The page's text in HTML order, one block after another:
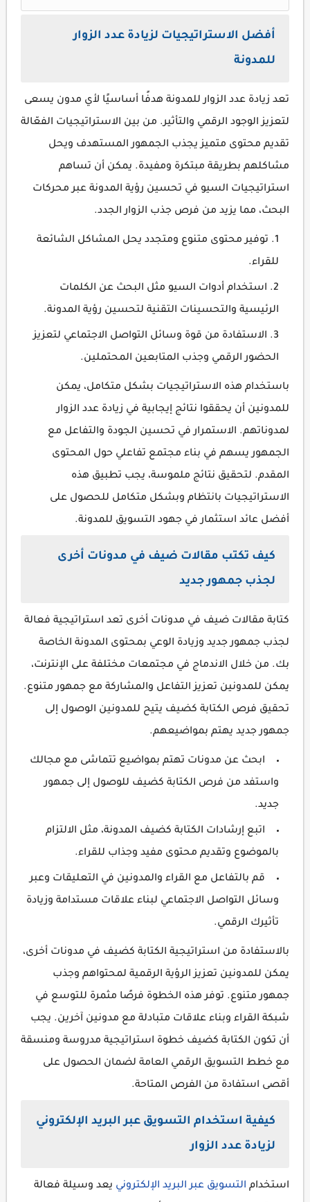
أفضل الاستراتيجيات لزيادة عدد الزوار
للمدونة
تعد زيادة عدد الزوار للمدونة هدفًا أساسيًا لأي مدون يسعى
لتعزيز الوجود الرقمي والتأثير. من بين الاستراتيجيات الفعّالة
تقديم محتوى متميز يجذب الجمهور المستهدف ويحل
مشاكلهم بطريقة مبتكرة ومفيدة. يمكن أن تساهم
استراتيجيات السيو في تحسين رؤية المدونة عبر محركات
البحث، مما يزيد من فرص جذب الزوار الجدد.
توفير محتوى متنوع ومتجدد يحل المشاكل الشائعة
للقراء.
استخدام أدوات السيو مثل البحث عن الكلمات
الرئيسية والتحسينات التقنية لتحسين رؤية المدونة.
الاستفادة من قوة وسائل التواصل الاجتماعي لتعزيز
الحضور الرقمي وجذب المتابعين المحتملين.
باستخدام هذه الاستراتيجيات بشكل متكامل، يمكن
للمدونين أن يحققوا نتائج إيجابية في زيادة عدد الزوار
لمدوناتهم. الاستمرار في تحسين الجودة والتفاعل مع
الجمهور يسهم في بناء مجتمع تفاعلي حول المحتوى
المقدم. لتحقيق نتائج ملموسة، يجب تطبيق هذه
الاستراتيجيات بانتظام وبشكل متكامل للحصول على
أفضل عائد استثمار في جهود التسويق للمدونة.
كيف تكتب مقالات ضيف في مدونات أخرى
لجذب جمهور جديد
كتابة مقالات ضيف في مدونات أخرى تعد استراتيجية فعالة
لجذب جمهور جديد وزيادة الوعي بمحتوى المدونة الخاصة
بك. من خلال الاندماج في مجتمعات مختلفة على الإنترنت،
يمكن للمدونين تعزيز التفاعل والمشاركة مع جمهور متنوع.
تحقيق فرص الكتابة كضيف يتيح للمدونين الوصول إلى
جمهور جديد يهتم بمواضيعهم.
ابحث عن مدونات تهتم بمواضيع تتماشى مع مجالك
واستفد من فرص الكتابة كضيف للوصول إلى جمهور
جديد.
اتبع إرشادات الكتابة كضيف المدونة، مثل الالتزام
بالموضوع وتقديم محتوى مفيد وجذاب للقراء.
قم بالتفاعل مع القراء والمدونين في التعليقات وعبر
وسائل التواصل الاجتماعي لبناء علاقات مستدامة وزيادة
تأثيرك الرقمي.
بالاستفادة من استراتيجية الكتابة كضيف في مدونات أخرى،
يمكن للمدونين تعزيز الرؤية الرقمية لمحتواهم وجذب
جمهور متنوع. توفر هذه الخطوة فرصًا مثمرة للتوسع في
شبكة القراء وبناء علاقات متبادلة مع مدونين آخرين. يجب
أن تكون الكتابة كضيف خطوة استراتيجية مدروسة ومنسقة
مع خطط التسويق الرقمي العامة لضمان الحصول على
أقصى استفادة من الفرص المتاحة.
كيفية استخدام التسويق عبر البريد الإلكتروني
لزيادة عدد الزوار
استخدام التسويق عبر البريد الإلكتروني يعد وسيلة فعالة